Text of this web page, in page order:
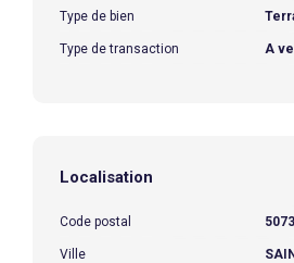
Type de bien
Type de transaction A
Localisation
Code postal
Ville